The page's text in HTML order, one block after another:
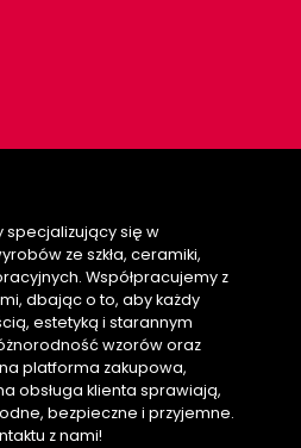
specjalizujący się w
ze szkła, ceramiki,
Współpracujemy z
dbając o to, aby każdy
estetyką i starannym
wzorów oraz
platforma zakupowa,
obsługa klienta sprawiają,
bezpieczne i przyjemne.
z nami!